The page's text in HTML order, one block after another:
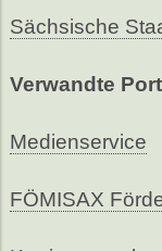
Sächsische
Verwandte
Medienservice
FÖMISAX